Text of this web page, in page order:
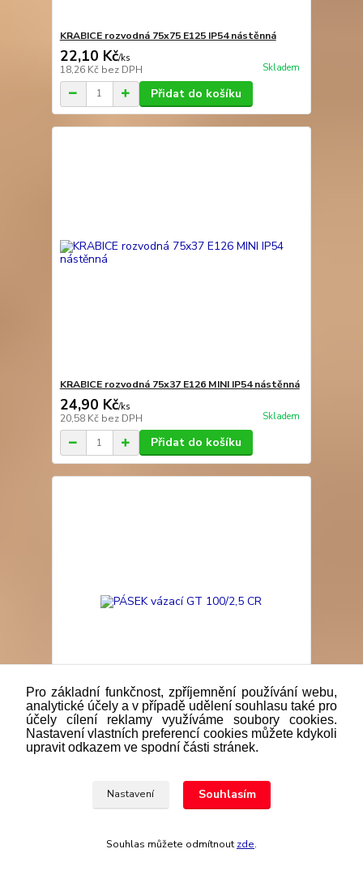
KRABICE rozvodná 75x75 E125 IP54 nástěnná
22,10 Kč/ks
18,26 Kč bez DPH Skladem
Přidat do košíku
KRABICE rozvodná 75x37 E126 MINI IP54 nástěnná
24,90 Kč/ks
20,58 Kč bez DPH Skladem
Přidat do košíku
PÁSEK vázací GT 100/2,5 CR
0,40 Kč/ks
Přidat do košíku
Pro základní funkčnost, zpříjemnění používání webu,
analytické účely a v případě udělení souhlasu také pro
účely cílení reklamy využíváme soubory cookies.
Nastavení vlastních preferencí cookies můžete kdykoli
upravit odkazem ve spodní části stránek.
Nastavení Souhlasím
Souhlas můžete odmítnout zde.